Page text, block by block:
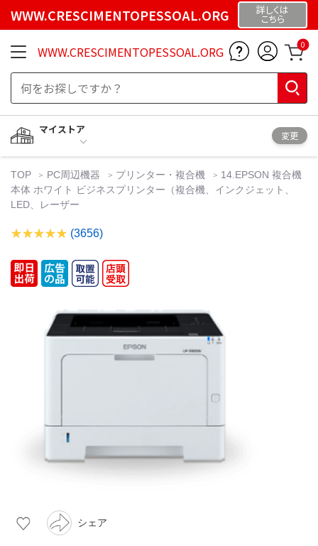
WWW.CRESCIMENTOPESSOAL.ORG 詳しくは
こちら
WWW.CRESCIMENTOPESSOAL.ORG 0
マイストア
変更
TOP PC周辺機器 プリンター・複合機
14.EPSON 複合機
本体 ホワイト ビジネスプリンター（複合機、インクジェット、
LED、レーザー
(3656)
シェア